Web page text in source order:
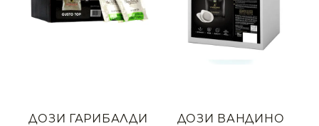
ДОЗИ ГАРИБАЛДИ
ДОЗИ ВАНДИНО